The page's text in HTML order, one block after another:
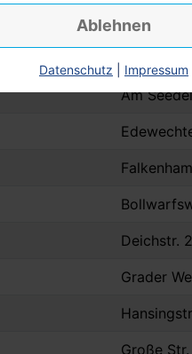
Am
Deichstr.
Grader
Große
Ablehnen
Datenschutz Impressum